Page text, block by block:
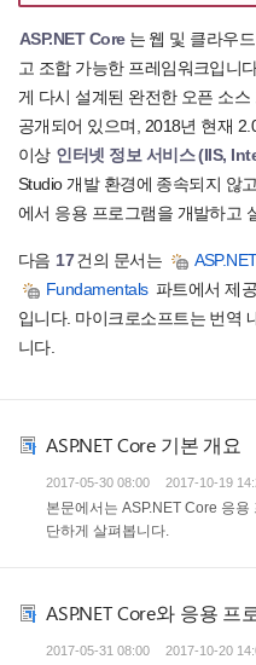
ASP.NET Core 는 웹 및 클라우
고 조합 가능한 프레임워크입니
게 다시 설계된 완전한 오픈 소
공개되어 있으며, 2018년 현재
이상 인터넷 정보 서비스 (IIS,
Studio 개발 환경에 종속되지 않
에서 응용 프로그램을 개발하고
다음 17건의 문서는
Fundamentals 파트에서 제
입니다. 마이크로소프트는 번역
니다.
ASP.NET Core 기본 개요
2017-05-30 08:00 2017-10-19
본문에서는 ASP.NET Core 응
단하게 살펴봅니다.
ASP.NET Core와 응용
2017-05-31 08:00 2017-10-20